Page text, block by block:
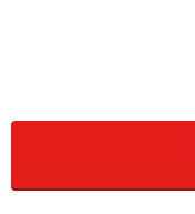
タイ料理には郷土色